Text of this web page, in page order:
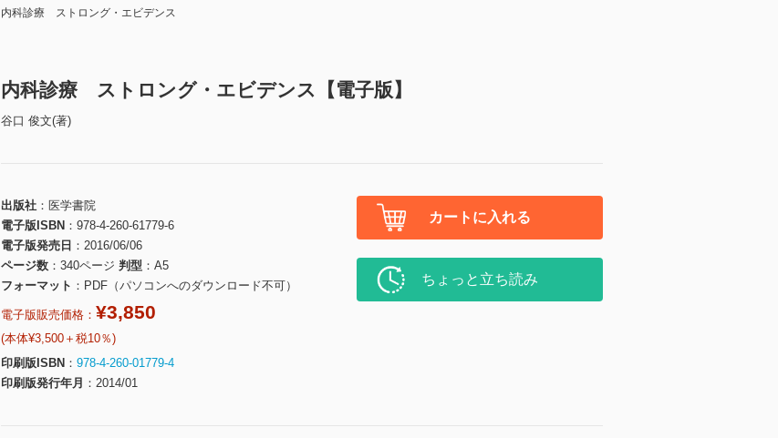
内科診療 ストロング・エビデンス
内科診療 ストロング・エビデンス【電子版】
谷口 俊文(著)
出版社
医学書院
電子版ISBN
978-4-260-61779-6
電子版発売日
2016/06/06
ページ数
340ページ 判型
A5
フォーマット
PDF（パソコンへのダウンロード不可）
電子版販売価格： ¥3,850
(本体¥3,500＋税10％)
印刷版ISBN
978-4-260-01779-4
印刷版発行年月
2014/01
カートに入れる
ちょっと立ち読み